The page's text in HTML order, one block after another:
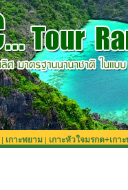
| เกาะพยาม | เกาะหัวใจมรกต+เกา